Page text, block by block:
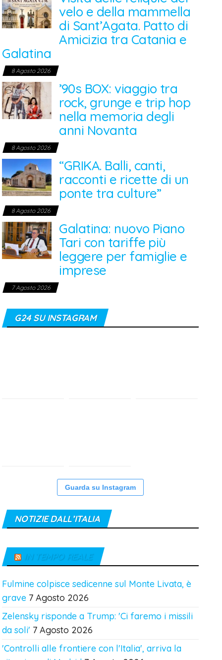
velo e della mammella
di Sant’Agata. Patto di
Amicizia tra Catania e
Galatina
8 Agosto 2026
’90s BOX: viaggio tra
rock, grunge e trip hop
nella memoria degli
anni Novanta
8 Agosto 2026
“GRIKA. Balli, canti,
racconti e ricette di un
ponte tra culture”
8 Agosto 2026
Galatina: nuovo Piano
Tari con tariffe più
leggere per famiglie e
imprese
7 Agosto 2026
G24 SU INSTAGRAM
Guarda su Instagram
NOTIZIE DALL’ITALIA
IN TEMPO REALE
Fulmine colpisce sedicenne sul Monte Livata, è
grave 7 Agosto 2026
Zelensky risponde a Trump: 'Ci faremo i missili
da soli' 7 Agosto 2026
'Controlli alle frontiere con l'Italia', arriva la